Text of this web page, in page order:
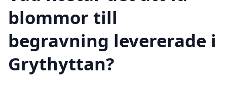
blommor till
begravning levererade i
Grythyttan?